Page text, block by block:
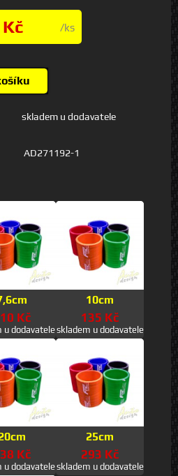
/ks
skladem u dodavatele
AD271192-1
Kč
u dodavatele
10cm
135 Kč
skladem u dodavatele
Kč
u dodavatele
25cm
293 Kč
skladem u dodavatele